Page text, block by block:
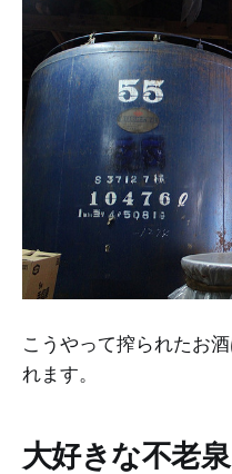
こうやって搾られたお
れます。
大好きな不老泉